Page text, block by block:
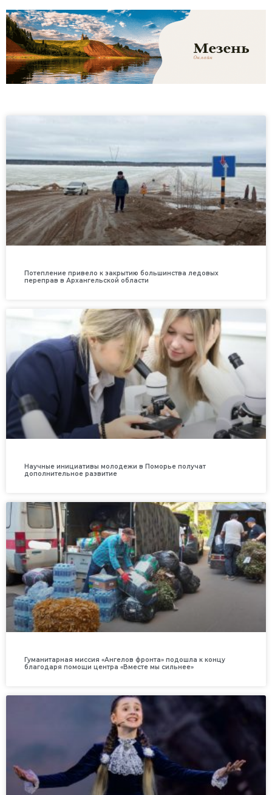
Потепление привело к закрытию большинства ледовых
переправ в Архангельской области
Научные инициативы молодежи в Поморье получат
дополнительное развитие
Гуманитарная миссия «Ангелов фронта» подошла к концу
благодаря помощи центра «Вместе мы сильнее»